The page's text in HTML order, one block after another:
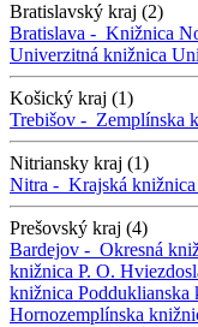
Bratislavský kraj (2)
Bratislava - Knižnica
Univerzitná knižnica
Košický kraj (1)
Trebišov - Zemplínska
Nitriansky kraj (1)
Nitra - Krajská
Prešovský kraj (4)
Bardejov - Okresná
knižnica P. O.
knižnica Podduklianska
Hornozemplínska